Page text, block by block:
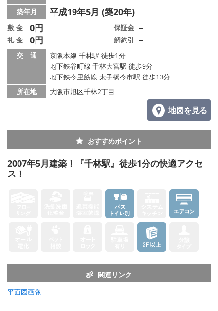
築年月 平成19年5月 (築20年)
敷 金 0円
礼 金 0円
保証金 －
解約引 －
交 通
京阪本線 千林駅 徒歩1分
地下鉄谷町線 千林大宮駅 徒歩9分
地下鉄今里筋線 太子橋今市駅 徒歩13分
所在地
大阪市旭区千林2丁目
地図を見る
おすすめポイント
2007年5月建築！『千林駅』徒歩1分の快適アクセ
ス！
関連リンク
平面図画像